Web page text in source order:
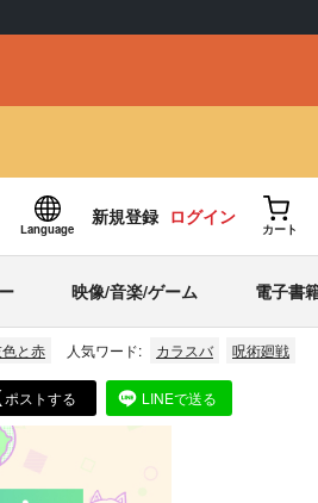
Language
新規登録 ログイン
カート
映像/音楽/ゲーム 電子書
と赤 人気ワード: カラスバ 呪術廻戦
ポストする LINEで送る